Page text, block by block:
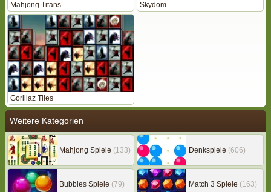
Mahjong Titans Skydom
Gorillaz Tiles
Weitere Kategorien
Mahjong Spiele (133) Denkspiele (606)
Bubbles Spiele (79) Match 3 Spiele (163)